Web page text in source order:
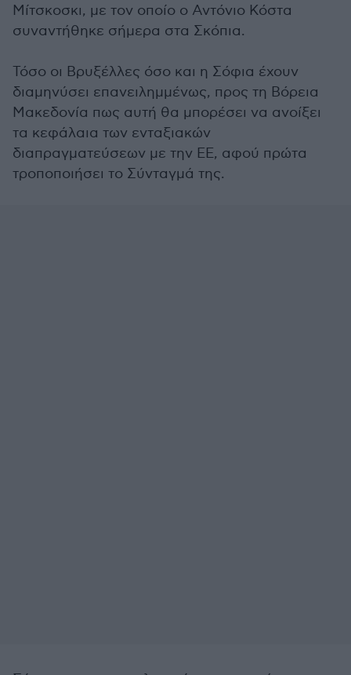
Μίτσκοσκι, με τον οποίο ο Αντόνιο Κόστα
συναντήθηκε σήμερα στα Σκόπια.
Τόσο οι Βρυξέλλες όσο και η Σόφια έχουν
διαμηνύσει επανειλημμένως, προς τη Βόρεια
Μακεδονία πως αυτή θα μπορέσει να ανοίξει
τα κεφάλαια των ενταξιακών
διαπραγματεύσεων με την ΕΕ, αφού πρώτα
τροποποιήσει το Σύνταγμά της.